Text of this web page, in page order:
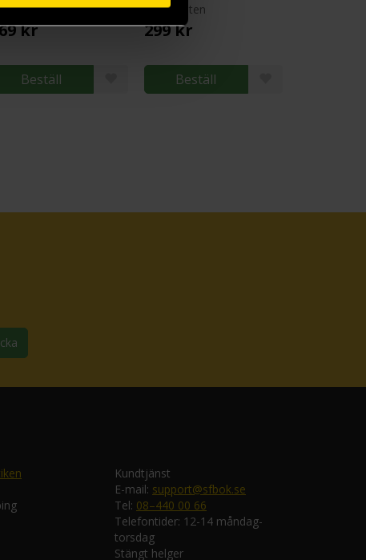
Austen
kr
Beställ
Jane Austen
299 kr
Beställ
Kundtjänst
E-mail: support@sfbok.se
Tel: 08–440 00 66
Telefontider: 12-14 måndag-
torsdag
Stängt helger